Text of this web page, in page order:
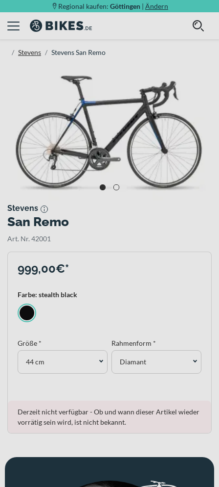
Regional kaufen: Göttingen | Ändern
Stevens Stevens San Remo
Stevens
San Remo
Art. Nr. 42001
999,00€*
Farbe: stealth black
Größe *
44 cm
Rahmenform *
Diamant
Derzeit nicht verfügbar - Ob und wann dieser Artikel wieder
vorrätig sein wird, ist nicht bekannt.